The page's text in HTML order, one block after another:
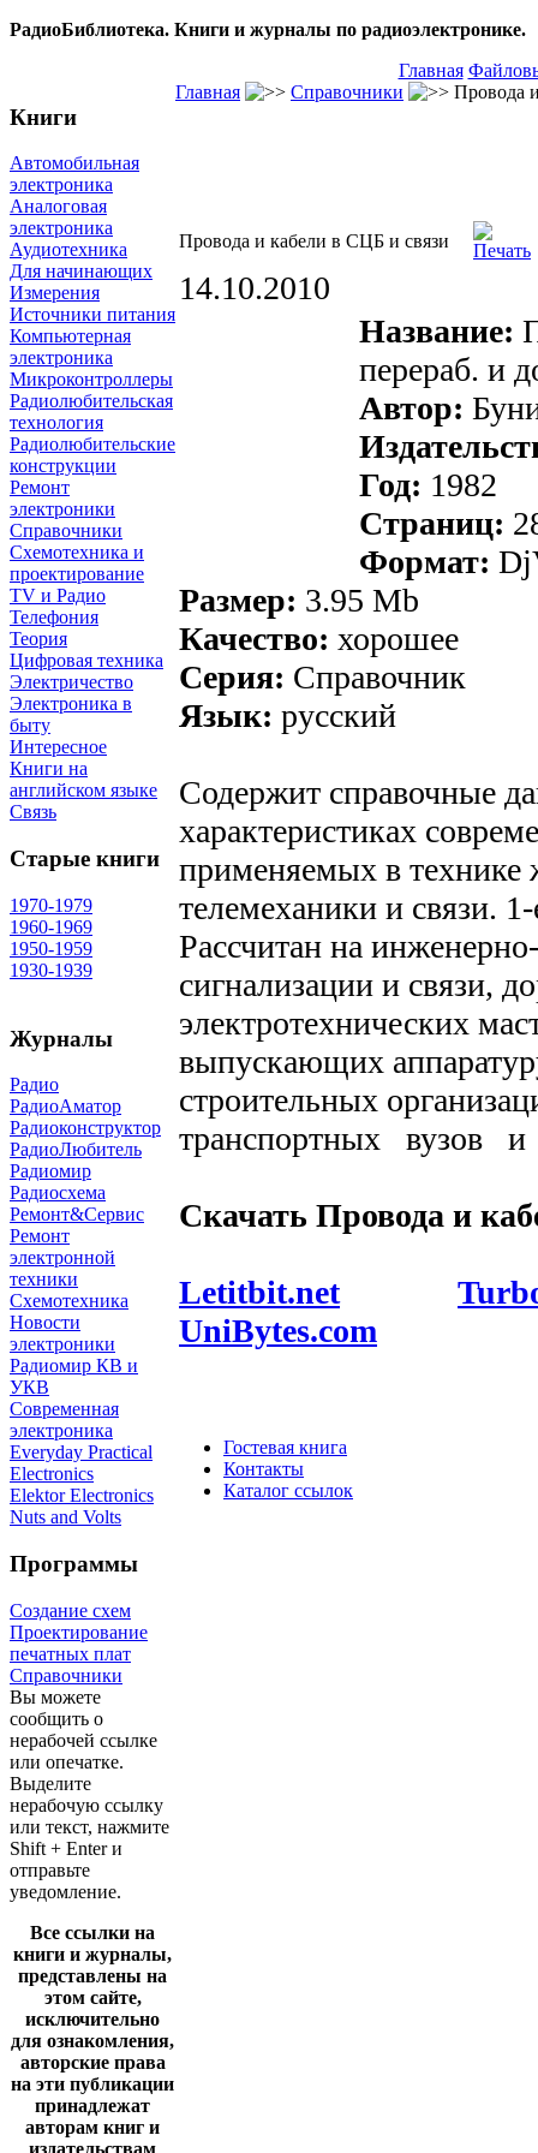
РадиоБиблиотека. Книги и журналы по радиоэлектронике.
Главная
Книги
Автомобильная
электроника
Аналоговая
электроника
Аудиотехника
Для начинающих
Измерения
Источники питания
Компьютерная
электроника
Микроконтроллеры
Радиолюбительская
технология
Радиолюбительские
конструкции
Ремонт
электроники
Справочники
Схемотехника и
проектирование
TV и Радио
Телефония
Теория
Цифровая техника
Электричество
Электроника в
быту
Интересное
Книги на
английском языке
Связь
Старые книги
1970-1979
1960-1969
1950-1959
1930-1939
Журналы
Радио
РадиоАматор
Радиоконструктор
РадиоЛюбитель
Радиомир
Радиосхема
Ремонт&Сервис
Ремонт
электронной
техники
Схемотехника
Новости
электроники
Радиомир КВ и
УКВ
Современная
электроника
Everyday Practical
Electronics
Elektor Electronics
Nuts and Volts
Программы
Создание схем
Проектирование
печатных плат
Справочники
Вы можете
сообщить о
нерабочей ссылке
или опечатке.
Выделите
нерабочую ссылку
или текст, нажмите
Shift + Enter и
отправьте
уведомление.
Все ссылки на
книги и журналы,
представлены на
этом сайте,
исключительно
для ознакомления,
авторские права
на эти публикации
принадлежат
авторам книг и
издательствам
Главная Справочники Провода
Провода и кабели в СЦБ и связи
14.10.2010
Название:
перераб. и
Автор:
Год: 1982
Страниц:
Формат:
Размер: 3.95 Mb
Качество: хорошее
Серия: Справочник
Язык: русский
Содержит справочные
характеристиках
применяемых в технике
телемеханики и связи.
Рассчитан на
сигнализации и связи,
электротехнических
выпускающих
строительных
транспортных вузов
Скачать Провода и
Letitbit.net
UniBytes.com
Гостевая книга
Контакты
Каталог ссылок